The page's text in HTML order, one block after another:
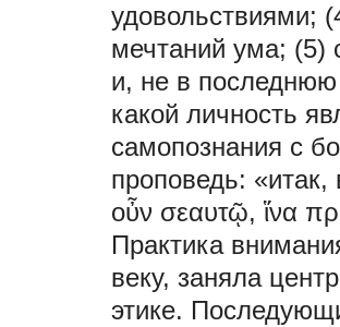
удовольствиями;
мечтаний ума; (5)
и, не в
какой личность
самопознания с
проповедь:
οὖν σεαυτῷ, ἵνα
Практика
веку, заняла
этике.